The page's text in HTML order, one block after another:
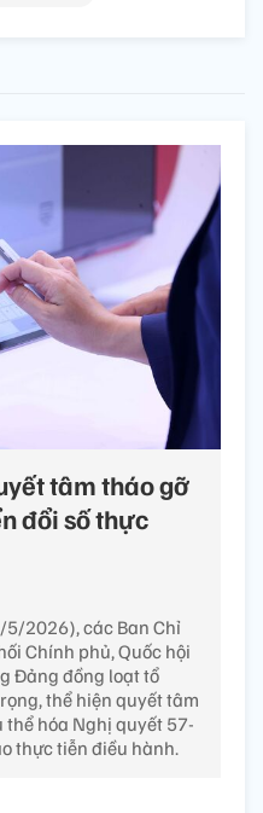
tâm tháo gỡ
đổi số thực
2026), các Ban Chỉ
Chính phủ, Quốc hội
Đảng đồng loạt tổ
thể hiện quyết tâm
hóa Nghị quyết 57-
thực tiễn điều hành.